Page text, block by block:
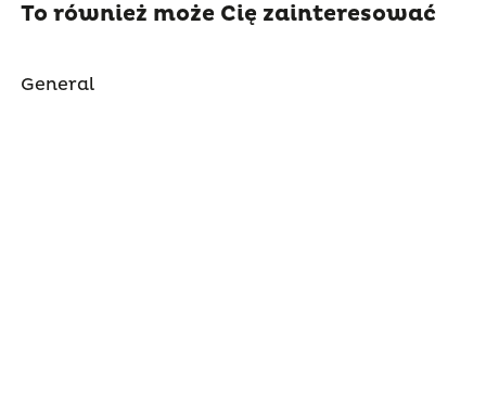
To również może Cię zainteresować
General